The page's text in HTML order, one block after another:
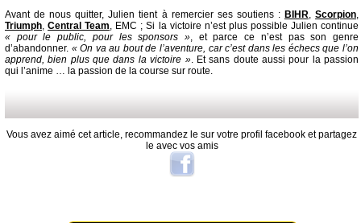
Avant de nous quitter, Julien tient à remercier ses soutiens : BIHR ,Scorpion
Triumph ,Central Team , EMC ; Si la victoire n’est plus possible Julien continue
« pour le public, pour les sponsors » , et parce ce n’est pas son genre
d’abandonner. « On va au bout de l’aventure, car c’est dans les échecs que l’on
apprend, bien plus que dans la victoire ». Et sans doute aussi pour la passion
qui l’anime … la passion de la course sur route.
Vous avez aimé cet article, recommandez le sur votre profil facebook et partagez
le avec vos amis